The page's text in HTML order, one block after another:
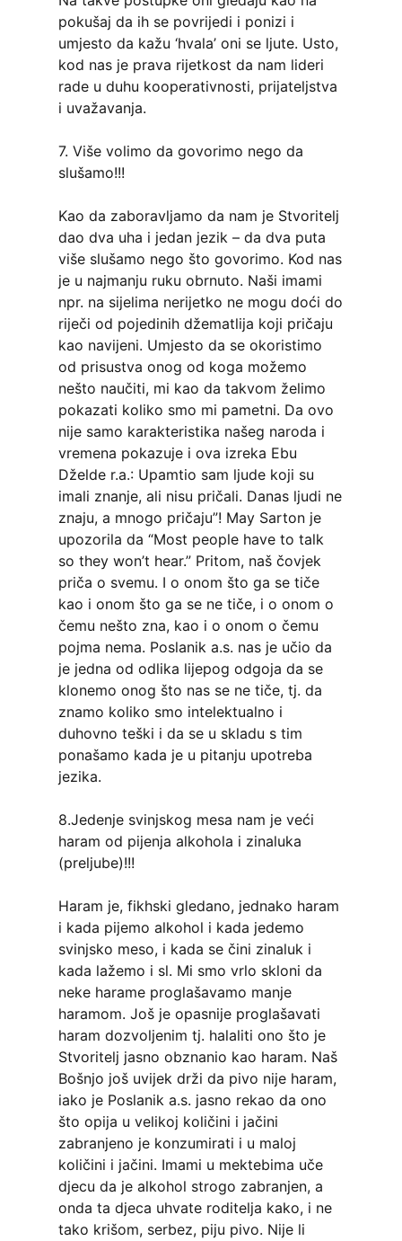
pokušaj da ih se povrijedi i ponizi i
umjesto da kažu ‘hvala’ oni se ljute. Usto,
kod nas je prava rijetkost da nam lideri
rade u duhu kooperativnosti, prijateljstva
i uvažavanja.
7. Više volimo da govorimo nego da
slušamo!!!
Kao da zaboravljamo da nam je Stvoritelj
dao dva uha i jedan jezik – da dva puta
više slušamo nego što govorimo. Kod nas
je u najmanju ruku obrnuto. Naši imami
npr. na sijelima nerijetko ne mogu doći do
riječi od pojedinih džematlija koji pričaju
kao navijeni. Umjesto da se okoristimo
od prisustva onog od koga možemo
nešto naučiti, mi kao da takvom želimo
pokazati koliko smo mi pametni. Da ovo
nije samo karakteristika našeg naroda i
vremena pokazuje i ova izreka Ebu
Dželde r.a.: Upamtio sam ljude koji su
imali znanje, ali nisu pričali. Danas ljudi ne
znaju, a mnogo pričaju”! May Sarton je
upozorila da “Most people have to talk
so they won’t hear.” Pritom, naš čovjek
priča o svemu. I o onom što ga se tiče
kao i onom što ga se ne tiče, i o onom o
čemu nešto zna, kao i o onom o čemu
pojma nema. Poslanik a.s. nas je učio da
je jedna od odlika lijepog odgoja da se
klonemo onog što nas se ne tiče, tj. da
znamo koliko smo intelektualno i
duhovno teški i da se u skladu s tim
ponašamo kada je u pitanju upotreba
jezika.
8.Jedenje svinjskog mesa nam je veći
haram od pijenja alkohola i zinaluka
(preljube)!!!
Haram je, fikhski gledano, jednako haram
i kada pijemo alkohol i kada jedemo
svinjsko meso, i kada se čini zinaluk i
kada lažemo i sl. Mi smo vrlo skloni da
neke harame proglašavamo manje
haramom. Još je opasnije proglašavati
haram dozvoljenim tj. halaliti ono što je
Stvoritelj jasno obznanio kao haram. Naš
Bošnjo još uvijek drži da pivo nije haram,
iako je Poslanik a.s. jasno rekao da ono
što opija u velikoj količini i jačini
zabranjeno je konzumirati i u maloj
količini i jačini. Imami u mektebima uče
djecu da je alkohol strogo zabranjen, a
onda ta djeca uhvate roditelja kako, i ne
tako krišom, serbez, piju pivo. Nije li